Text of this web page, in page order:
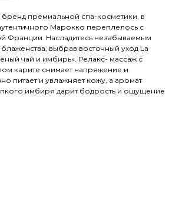
бренд премиальной спа-косметики, в
Марокко переплелось с
Франции. Насладитесь незабываемым
выбрав восточный уход La
чай и имбирь». Релакс- массаж с
карите снимает напряжение и
питает и увлажняет кожу, а аромат
имбиря дарит бодрость и ощущение